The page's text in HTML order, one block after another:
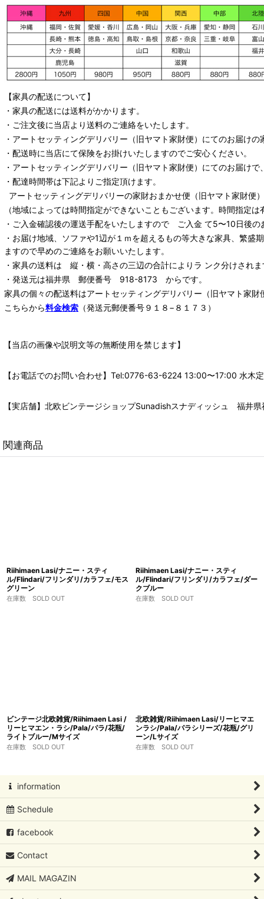
【家具の配送について】
・家具の配送には送料がかかります。
・ご注文後に当店より送料のご連絡をいたします。
・ アートセッティングデリバリー （旧ヤマト家財便） にてのお届けの
・配送時に当店にて保険をお掛けいたしますのでご安心ください。
・ アートセッティングデリバリー （旧ヤマト家財便） にてのお届けで
・配達時間帯は下記よりご指定頂けます。
アートセッティングデリバリーの家財おまかせ便 （旧ヤマト家財便
（地域によっては時間指定ができないこともございます。時間指定
・ご入金確認後の運送手配をいたしますので ご入金 て5〜10日後の
・お届け地域、ソファや1辺が１ｍを超えるもの等大きな家具、繁
ますので早めのご連絡をお願いいたします。
・家具の送料は 縦・横・高さの三辺の合計によりラ ンク分けされま
・発送元は福井県 郵便番号 918-8173 からです。
家具の個々の配送料はアートセッティングデリバリー （旧ヤマト家財
こちらから料金検索 （発送元郵便番号９１８−８１７３）
【当店の画像や説明文等の無断使用を禁じます】
【お電話でのお問い合わせ】Tel:0776-63-6224 13:00〜17:00 水木
【実店舗】北欧ビンテージショップSunadishスナディッシュ 福井
関連商品
Riihimaen Lasi/ナニー・スティ
ル/Flindari/フリンダリ/カラフェ/モス
グリーン
在庫数 SOLD OUT
Riihimaen Lasi/ナニー・スティ
ル/Flindari/フリンダリ/カラフェ/ダー
クブルー
在庫数 SOLD OUT
ビンテージ北欧雑貨/Riihimaen Lasi /
リーヒマエン・ラシ/Pala/パラ/花瓶/
ライトブルー/Mサイズ
在庫数 SOLD OUT
北欧雑貨/Riihimaen Lasi/リーヒマエ
ンラシ/Pala/パラシリーズ/花瓶/グリ
ーン/Lサイズ
在庫数 SOLD OUT
information
Schedule
facebook
Contact
MAIL MAGAZIN